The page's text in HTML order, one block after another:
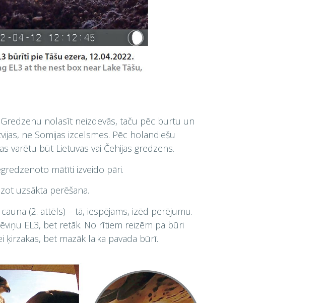
nolasīt neizdevās, taču pēc burtu un
ne Somijas izcelsmes. Pēc holandiešu
varētu būt Lietuvas vai Čehijas gredzens.
mātīti izveido pāri.
uzsākta perēšana.
(2. attēls) – tā, iespējams, izēd perējumu.
EL3, bet retāk. No rītiem reizēm pa būri
bet mazāk laika pavada būrī.